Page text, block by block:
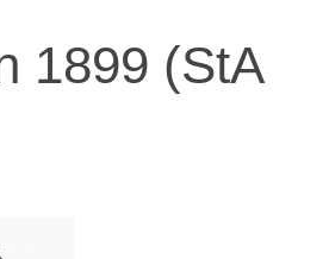
1899 (StA